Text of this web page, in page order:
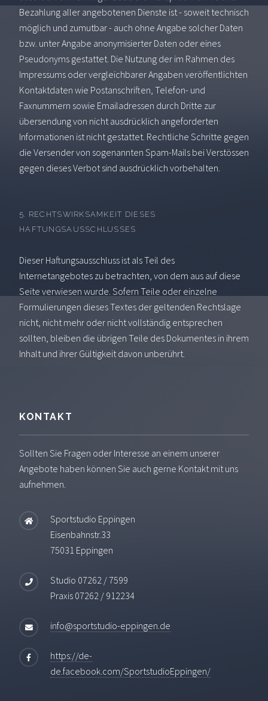
Bezahlung aller angebotenen Dienste ist - soweit technisch
möglich und zumutbar - auch ohne Angabe solcher Daten
bzw. unter Angabe anonymisierter Daten oder eines
Pseudonyms gestattet. Die Nutzung der im Rahmen des
Impressums oder vergleichbarer Angaben veröffentlichten
Kontaktdaten wie Postanschriften, Telefon- und
Faxnummern sowie Emailadressen durch Dritte zur
übersendung von nicht ausdrücklich angeforderten
Informationen ist nicht gestattet. Rechtliche Schritte gegen
die Versender von sogenannten Spam-Mails bei Verstössen
gegen dieses Verbot sind ausdrücklich vorbehalten.
5. RECHTSWIRKSAMKEIT DIESES
HAFTUNGSAUSSCHLUSSES
Dieser Haftungsausschluss ist als Teil des
Internetangebotes zu betrachten, von dem aus auf diese
Seite verwiesen wurde. Sofern Teile oder einzelne
Formulierungen dieses Textes der geltenden Rechtslage
nicht, nicht mehr oder nicht vollständig entsprechen
sollten, bleiben die übrigen Teile des Dokumentes in ihrem
Inhalt und ihrer Gültigkeit davon unberührt.
KONTAKT
Sollten Sie Fragen oder Interesse an einem unserer
Angebote haben können Sie auch gerne Kontakt mit uns
aufnehmen.
Sportstudio Eppingen
Eisenbahnstr.33
75031 Eppingen
Studio 07262 / 7599
Praxis 07262 / 912234
info@sportstudio-eppingen.de
https://de-
de.facebook.com/SportstudioEppingen/